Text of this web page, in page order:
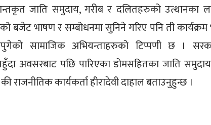
जाति समुदाय, गरीब र दलितहरुको उत्थानका
बजेट भाषण र सम्बोधनमा सुनिने गरिए पनि ती
सामाजिक अभियन्ताहरुको टिप्पणी छ ।
अवसरबाट पछि पारिएका डोमसहितका जाति
कार्यकर्ता हीरादेवी दाहाल बताउनुहुन्छ ।